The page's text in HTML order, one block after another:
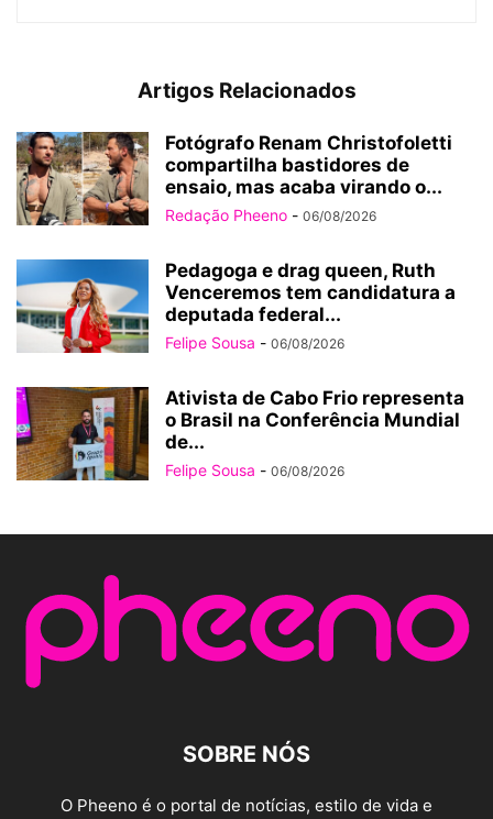
Artigos Relacionados
Fotógrafo Renam Christofoletti
compartilha bastidores de
ensaio, mas acaba virando o...
Redação Pheeno - 06/08/2026
Pedagoga e drag queen, Ruth
Venceremos tem candidatura a
deputada federal...
Felipe Sousa - 06/08/2026
Ativista de Cabo Frio representa
o Brasil na Conferência Mundial
de...
Felipe Sousa - 06/08/2026
SOBRE NÓS
O Pheeno é o portal de notícias, estilo de vida e